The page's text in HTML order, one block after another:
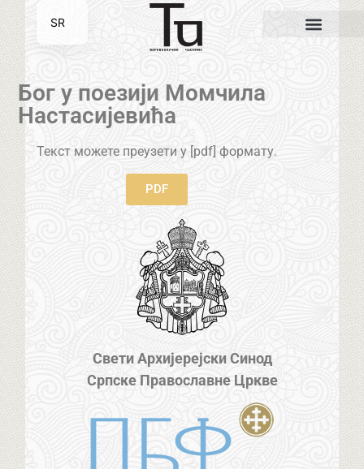
Бог у поезији Момчила
Настасијевића
Текст можете преузети у [pdf] формату.
PDF
Свети Архијерејски Синод
Српске Православне Цркве
SR
EN